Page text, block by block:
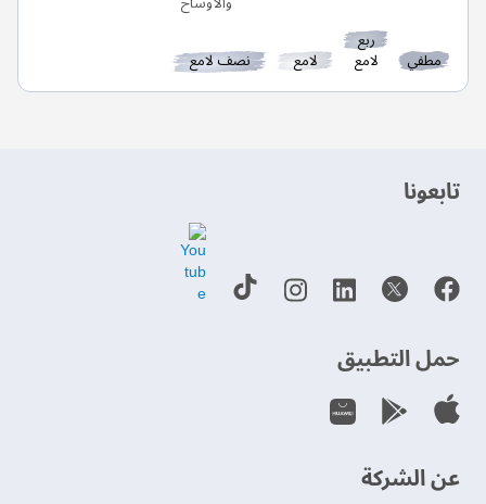
مطفي
ربع
لامع لامع نصف لامع
‫تابعونا‬
حمل التطبيق
عن الشركة